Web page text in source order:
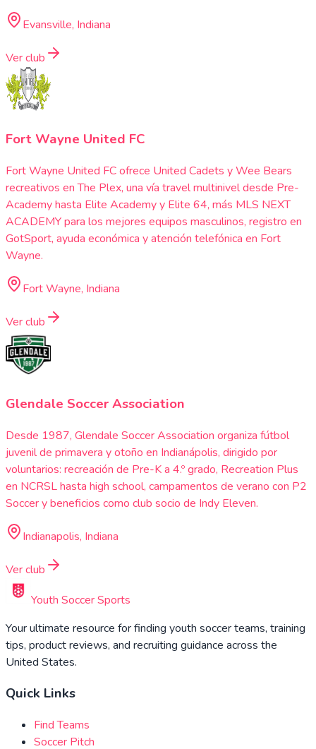
Evansville, Indiana
Ver club
Fort Wayne United FC
Fort Wayne United FC ofrece United Cadets y Wee Bears
recreativos en The Plex, una vía travel multinivel desde Pre-
Academy hasta Elite Academy y Elite 64, más MLS NEXT
ACADEMY para los mejores equipos masculinos, registro en
GotSport, ayuda económica y atención telefónica en Fort
Wayne.
Fort Wayne, Indiana
Ver club
Glendale Soccer Association
Desde 1987, Glendale Soccer Association organiza fútbol
juvenil de primavera y otoño en Indianápolis, dirigido por
voluntarios: recreación de Pre-K a 4.º grado, Recreation Plus
en NCRSL hasta high school, campamentos de verano con P2
Soccer y beneficios como club socio de Indy Eleven.
Indianapolis, Indiana
Ver club
Youth Soccer Sports
Your ultimate resource for finding youth soccer teams, training
tips, product reviews, and recruiting guidance across the
United States.
Quick Links
Find Teams
Soccer Pitch